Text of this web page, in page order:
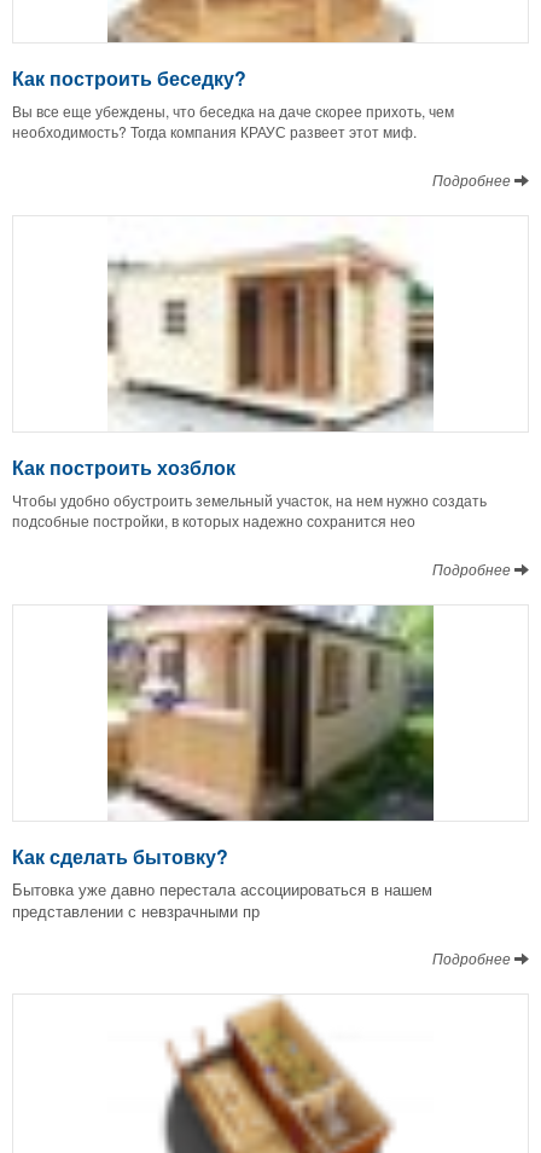
Как построить беседку?
Вы все еще убеждены, что беседка на даче скорее прихоть, чем
необходимость? Тогда компания КРАУС развеет этот миф.
Подробнее
Как построить хозблок
Чтобы удобно обустроить земельный участок, на нем нужно создать
подсобные постройки, в которых надежно сохранится нео
Подробнее
Как сделать бытовку?
Бытовка уже давно перестала ассоциироваться в нашем
представлении с невзрачными пр
Подробнее